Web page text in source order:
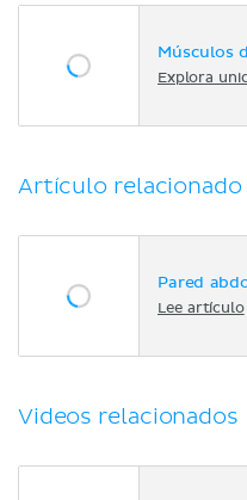
Músculos
Explora
Artículo relacionado
Pared
Lee artículo
Videos relacionados